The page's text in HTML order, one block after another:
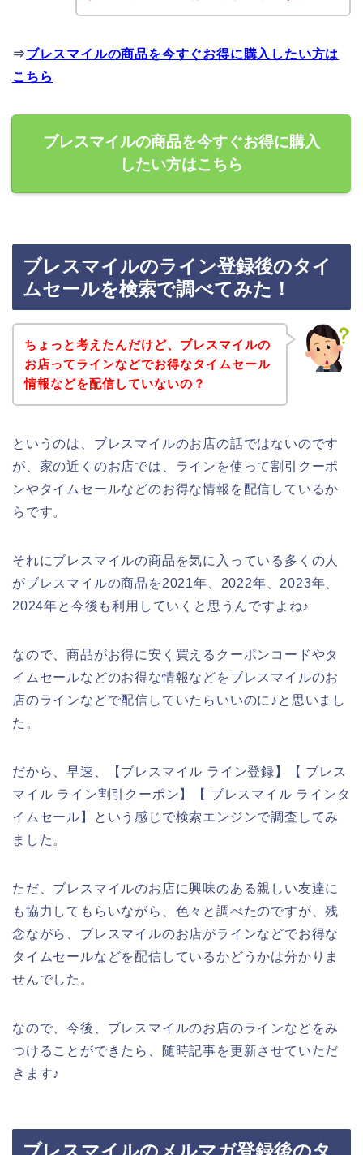
⇒ブレスマイルの商品を今すぐお得に購入したい方は
こちら
ブレスマイルの商品を今すぐお得に購入
したい方はこちら
ブレスマイルのライン登録後のタイ
ムセールを検索で調べてみた！
ちょっと考えたんだけど、ブレスマイルの
お店ってラインなどでお得なタイムセール
情報などを配信していないの？
というのは、ブレスマイルのお店の話ではないのです
が、家の近くのお店では、ラインを使って割引クーポ
ンやタイムセールなどのお得な情報を配信しているか
らです。
それにブレスマイルの商品を気に入っている多くの人
がブレスマイルの商品を2021年、2022年、2023年、
2024年と今後も利用していくと思うんですよね♪
なので、商品がお得に安く買えるクーポンコードやタ
イムセールなどのお得な情報などをブレスマイルのお
店のラインなどで配信していたらいいのに♪と思いまし
た。
だから、早速、【ブレスマイル ライン登録】【 ブレス
マイル ライン割引クーポン】【 ブレスマイル ラインタ
イムセール】という感じで検索エンジンで調査してみ
ました。
ただ、ブレスマイルのお店に興味のある親しい友達に
も協力してもらいながら、色々と調べたのですが、残
念ながら、ブレスマイルのお店がラインなどでお得な
タイムセールなどを配信しているかどうかは分かりま
せんでした。
なので、今後、ブレスマイルのお店のラインなどをみ
つけることができたら、随時記事を更新させていただ
きます♪